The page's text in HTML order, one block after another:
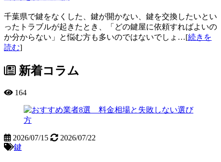
千葉県で鍵をなくした、鍵が開かない、鍵を交換したいとい
ったトラブルが起きたとき、「どの鍵屋に依頼すればよいの
か分からない」と悩む方も多いのではないでしょ…[続きを
読む]
新着コラム
164
2026/07/15
2026/07/22
鍵